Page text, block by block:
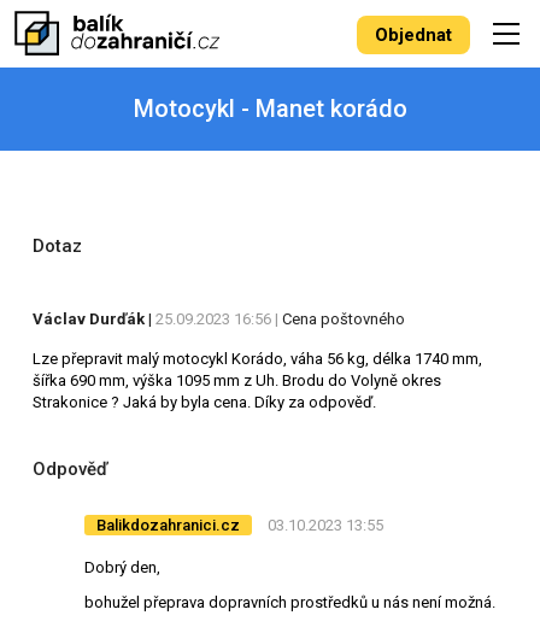
Objednat
Motocykl - Manet korádo
Dotaz
Václav Durďák | 25.09.2023 16:56 | Cena poštovného
Lze přepravit malý motocykl Korádo, váha 56 kg, délka 1740 mm,
šířka 690 mm, výška 1095 mm z Uh. Brodu do Volyně okres
Strakonice ? Jaká by byla cena. Díky za odpověď.
Odpověď
Balikdozahranici.cz 03.10.2023 13:55
Dobrý den,
bohužel přeprava dopravních prostředků u nás není možná.